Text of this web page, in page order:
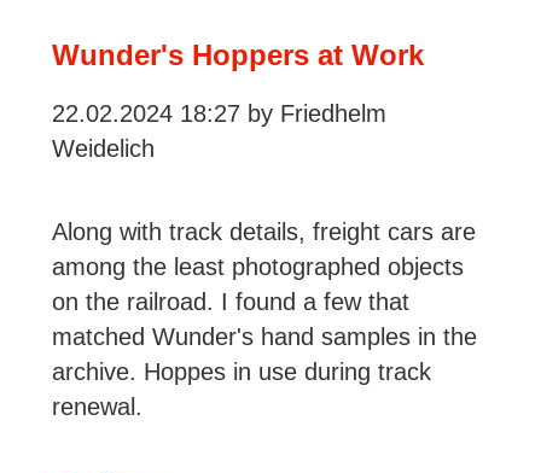
from
Kiss
Modellbahnen
Wunder's Hoppers at Work
22.02.2024 18:27by Friedhelm
Weidelich
Along with track details, freight cars are
among the least photographed objects
on the railroad. I found a few that
matched Wunder's hand samples in the
archive. Hoppes in use during track
renewal.